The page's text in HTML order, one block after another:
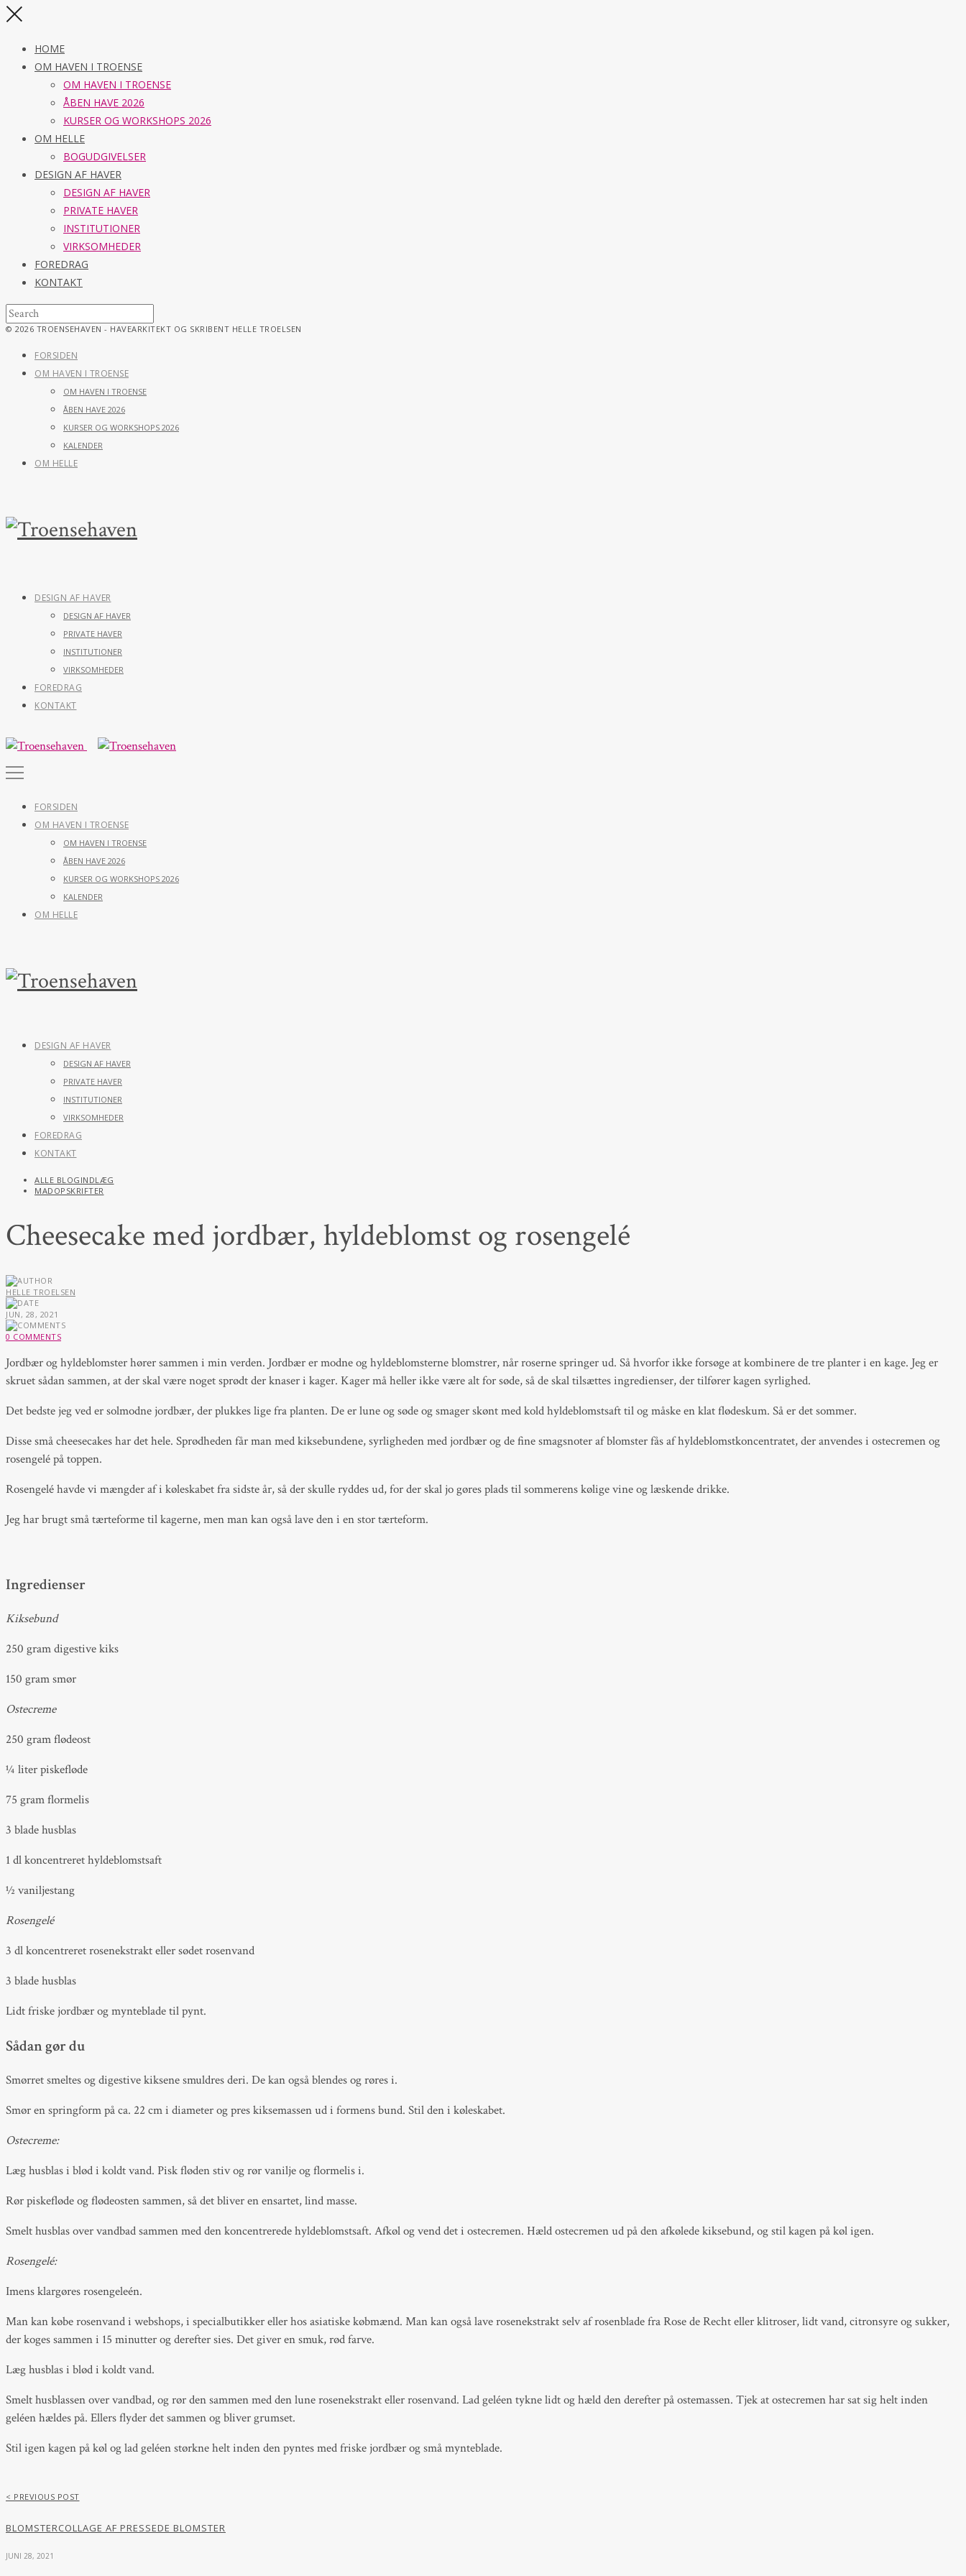
HOME
OM HAVEN I TROENSE
OM HAVEN I TROENSE
ÅBEN HAVE 2026
KURSER OG WORKSHOPS 2026
OM HELLE
BOGUDGIVELSER
DESIGN AF HAVER
DESIGN AF HAVER
PRIVATE HAVER
INSTITUTIONER
VIRKSOMHEDER
FOREDRAG
KONTAKT
© 2026 TROENSEHAVEN - HAVEARKITEKT OG SKRIBENT HELLE TROELSEN
FORSIDEN
OM HAVEN I TROENSE
OM HAVEN I TROENSE
ÅBEN HAVE 2026
KURSER OG WORKSHOPS 2026
KALENDER
OM HELLE
DESIGN AF HAVER
DESIGN AF HAVER
PRIVATE HAVER
INSTITUTIONER
VIRKSOMHEDER
FOREDRAG
KONTAKT
FORSIDEN
OM HAVEN I TROENSE
OM HAVEN I TROENSE
ÅBEN HAVE 2026
KURSER OG WORKSHOPS 2026
KALENDER
OM HELLE
DESIGN AF HAVER
DESIGN AF HAVER
PRIVATE HAVER
INSTITUTIONER
VIRKSOMHEDER
FOREDRAG
KONTAKT
ALLE BLOGINDLÆG
MADOPSKRIFTER
Cheesecake med jordbær, hyldeblomst og rosengelé
HELLE TROELSEN
JUN, 28, 2021
0 COMMENTS
Jordbær og hyldeblomster hører sammen i min verden. Jordbær er modne og hyldeblomsterne blomstrer, når roserne springer ud. Så hvorfor ikke forsøge at kombinere de tre planter i en kage. Jeg er
skruet sådan sammen, at der skal være noget sprødt der knaser i kager. Kager må heller ikke være alt for søde, så de skal tilsættes ingredienser, der tilfører kagen syrlighed.
Det bedste jeg ved er solmodne jordbær, der plukkes lige fra planten. De er lune og søde og smager skønt med kold hyldeblomstsaft til og måske en klat flødeskum. Så er det sommer.
Disse små cheesecakes har det hele. Sprødheden får man med kiksebundene, syrligheden med jordbær og de fine smagsnoter af blomster fås af hyldeblomstkoncentratet, der anvendes i ostecremen og
rosengelé på toppen.
Rosengelé havde vi mængder af i køleskabet fra sidste år, så der skulle ryddes ud, for der skal jo gøres plads til sommerens kølige vine og læskende drikke.
Jeg har brugt små tærteforme til kagerne, men man kan også lave den i en stor tærteform.
Ingredienser
Kiksebund
250 gram digestive kiks
150 gram smør
Ostecreme
250 gram flødeost
¼ liter piskefløde
75 gram flormelis
3 blade husblas
1 dl koncentreret hyldeblomstsaft
½ vaniljestang
Rosengelé
3 dl koncentreret rosenekstrakt eller sødet rosenvand
3 blade husblas
Lidt friske jordbær og mynteblade til pynt.
Sådan gør du
Smørret smeltes og digestive kiksene smuldres deri. De kan også blendes og røres i.
Smør en springform på ca. 22 cm i diameter og pres kiksemassen ud i formens bund. Stil den i køleskabet.
Ostecreme:
Læg husblas i blød i koldt vand. Pisk fløden stiv og rør vanilje og flormelis i.
Rør piskefløde og flødeosten sammen, så det bliver en ensartet, lind masse.
Smelt husblas over vandbad sammen med den koncentrerede hyldeblomstsaft. Afkøl og vend det i ostecremen. Hæld ostecremen ud på den afkølede kiksebund, og stil kagen på køl igen.
Rosengelé:
Imens klargøres rosengeleén.
Man kan købe rosenvand i webshops, i specialbutikker eller hos asiatiske købmænd. Man kan også lave rosenekstrakt selv af rosenblade fra Rose de Recht eller klitroser, lidt vand, citronsyre og sukker,
der koges sammen i 15 minutter og derefter sies. Det giver en smuk, rød farve.
Læg husblas i blød i koldt vand.
Smelt husblassen over vandbad, og rør den sammen med den lune rosenekstrakt eller rosenvand. Lad geléen tykne lidt og hæld den derefter på ostemassen. Tjek at ostecremen har sat sig helt inden
geléen hældes på. Ellers flyder det sammen og bliver grumset.
Stil igen kagen på køl og lad geléen størkne helt inden den pyntes med friske jordbær og små mynteblade.
< PREVIOUS POST
BLOMSTERCOLLAGE AF PRESSEDE BLOMSTER
JUNI 28, 2021